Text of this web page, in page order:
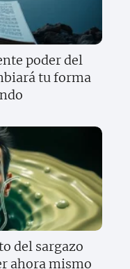
poder del
tu forma
del sargazo
ahora mismo